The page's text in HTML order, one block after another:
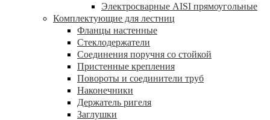
Электросварные AISI прямоугольные
Комплектующие для лестниц
Фланцы настенные
Стеклодержатели
Соединения поручня со стойкой
Пристенные крепления
Повороты и соединители труб
Наконечники
Держатель ригеля
Заглушки